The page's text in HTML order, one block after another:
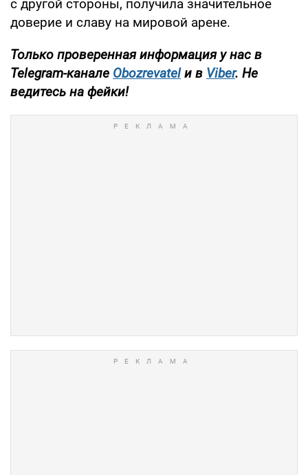
с другой стороны, получила значительное
доверие и славу на мировой арене.
Только проверенная информация у нас в
Telegram-канале Obozrevatel и в Viber. Не
ведитесь на фейки!